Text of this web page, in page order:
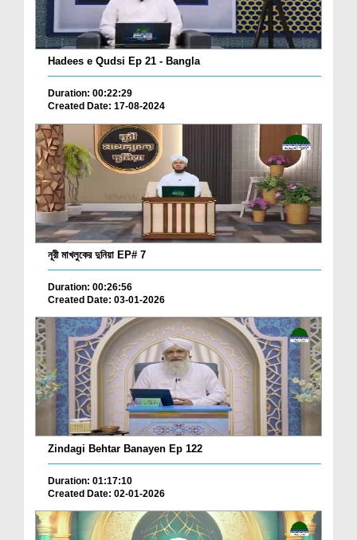
Hadees e Qudsi Ep 21 - Bangla
Duration: 00:22:29
Created Date: 17-08-2024
নূরী মাখলুকের দুনিয়া EP# 7
Duration: 00:26:56
Created Date: 03-01-2026
Zindagi Behtar Banayen Ep 122
Duration: 01:17:10
Created Date: 02-01-2026